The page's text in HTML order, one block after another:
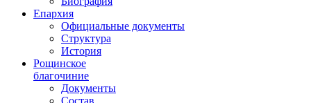
Епархия
Официальные документы
Структура
История
Рощинское
благочиние
Документы
Состав